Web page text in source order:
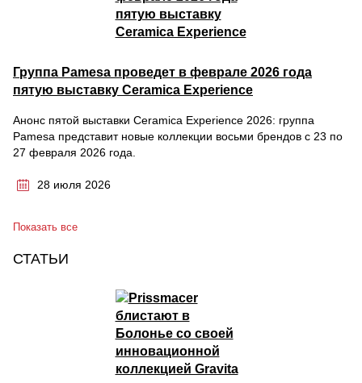
Группа Pamesa проведет в феврале 2026 года
пятую выставку Ceramica Experience
Анонс пятой выставки Ceramica Experience 2026: группа
Pamesa представит новые коллекции восьми брендов с 23 по
27 февраля 2026 года.
28 июля 2026
Показать все
СТАТЬИ